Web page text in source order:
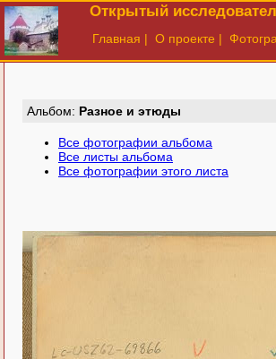
Открытый
Главная | О проекте |
Aльбом: Разное и этюды
Все фотографии альбома
Все листы альбома
Все фотографии этого листа